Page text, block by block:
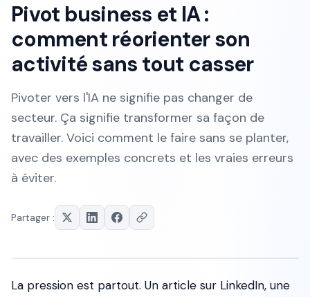
Pivot business et IA :
comment réorienter son
activité sans tout casser
Pivoter vers l'IA ne signifie pas changer de
secteur. Ça signifie transformer sa façon de
travailler. Voici comment le faire sans se planter,
avec des exemples concrets et les vraies erreurs
à éviter.
Partager :
La pression est partout. Un article sur LinkedIn, une